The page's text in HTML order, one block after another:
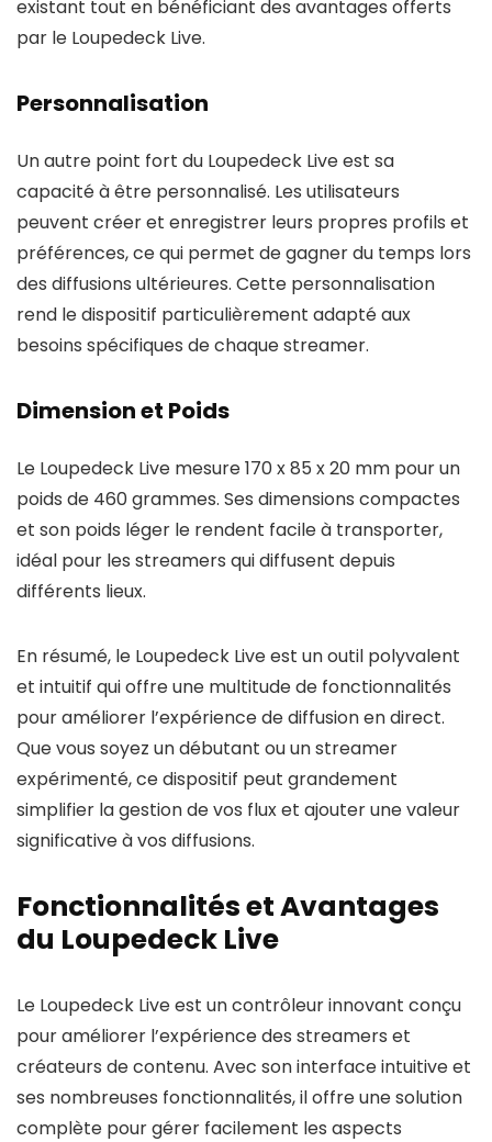
existant tout en bénéficiant des avantages offerts
par le Loupedeck Live.
Personnalisation
Un autre point fort du Loupedeck Live est sa
capacité à être personnalisé. Les utilisateurs
peuvent créer et enregistrer leurs propres profils et
préférences, ce qui permet de gagner du temps lors
des diffusions ultérieures. Cette personnalisation
rend le dispositif particulièrement adapté aux
besoins spécifiques de chaque streamer.
Dimension et Poids
Le Loupedeck Live mesure 170 x 85 x 20 mm pour un
poids de 460 grammes. Ses dimensions compactes
et son poids léger le rendent facile à transporter,
idéal pour les streamers qui diffusent depuis
différents lieux.
En résumé, le Loupedeck Live est un outil polyvalent
et intuitif qui offre une multitude de fonctionnalités
pour améliorer l’expérience de diffusion en direct.
Que vous soyez un débutant ou un streamer
expérimenté, ce dispositif peut grandement
simplifier la gestion de vos flux et ajouter une valeur
significative à vos diffusions.
Fonctionnalités et Avantages
du Loupedeck Live
Le Loupedeck Live est un contrôleur innovant conçu
pour améliorer l’expérience des streamers et
créateurs de contenu. Avec son interface intuitive et
ses nombreuses fonctionnalités, il offre une solution
complète pour gérer facilement les aspects